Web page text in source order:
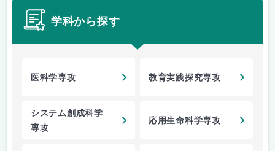
学科から探す
医科学専攻 教育実践探究専攻
システム創成科学
専攻
応用生命科学専攻